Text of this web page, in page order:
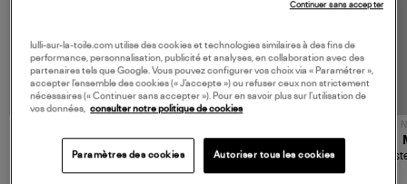
480,00 €
JEROME DREYFUSS
Sac Bobi S Cuir Lamé
189,00 €
TORAL
Mocassins Killian Sport
lulli-sur-la-toile.com utilise des cookies et technologies similaires à des fins de
performance, personnalisation, publicité et analyses, en collaboration avec des
partenaires tels que Google. Vous pouvez configurer vos choix via « Paramétrer »,
accepter l’ensemble des cookies (« J’accepte ») ou refuser ceux non strictement
nécessaires (« Continuer sans accepter »). Pour en savoir plus sur l’utilisation de
vos données, consulter notre politique de cookies
Paramètres des cookies Autoriser tous les cookies
Continuer sans accepter